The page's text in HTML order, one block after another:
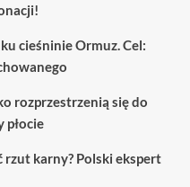
cieśninie Ormuz. Cel:
rozprzestrzenią się do
płocie
karny? Polski ekspert